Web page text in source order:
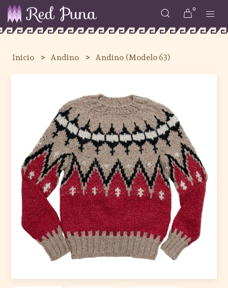
0
Inicio Andino Andino (Modelo 63)